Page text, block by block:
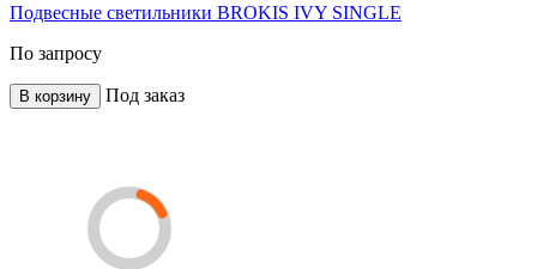
Подвесные светильники BROKIS IVY SINGLE
По запросу
В корзину Под заказ